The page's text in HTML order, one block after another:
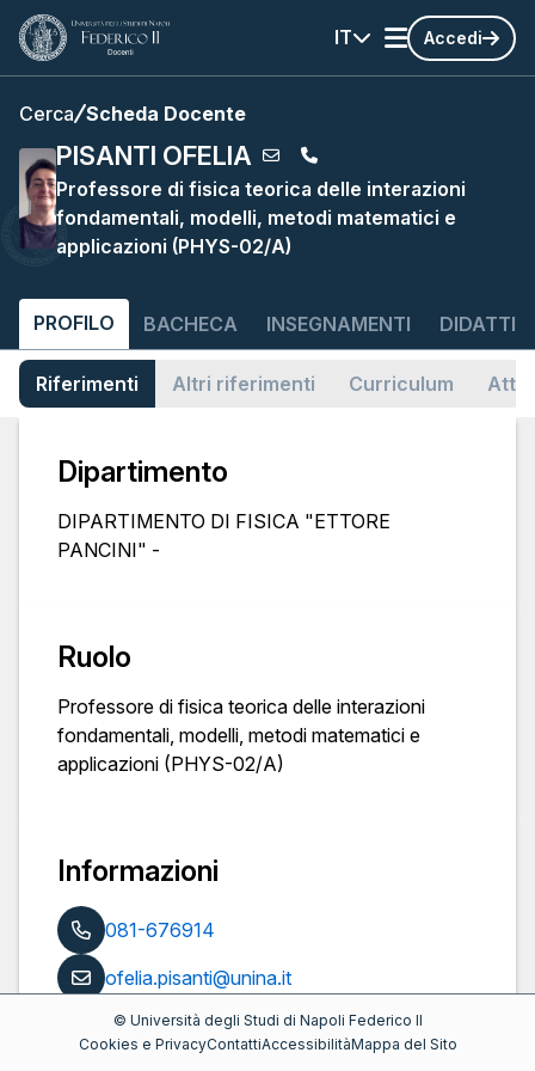
IT Accedi
Cerca Scheda Docente
PISANTI OFELIA
Professore di fisica teorica delle interazioni
fondamentali, modelli, metodi matematici e
applicazioni (PHYS-02/A)
PROFILO BACHECA INSEGNAMENTI
Riferimenti Altri riferimenti Curriculum
Dipartimento
DIPARTIMENTO DI FISICA "ETTORE
PANCINI" -
Ruolo
Professore di fisica teorica delle interazioni
fondamentali, modelli, metodi matematici e
applicazioni (PHYS-02/A)
Informazioni
081-676914
ofelia.pisanti@unina.it
https://www.docenti.unina.it/ofelia.pisanti
© Università degli Studi di Napoli Federico II
Cookies e PrivacyContattiAccessibilitàMappa del Sito